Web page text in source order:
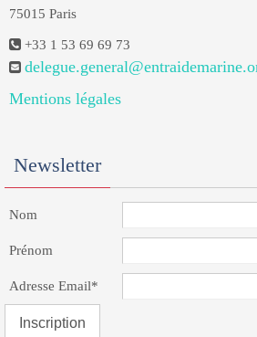
75015 Paris
+33 1 53 69 69 73
Mentions légales
Newsletter
Nom
Prénom
Adresse Email*